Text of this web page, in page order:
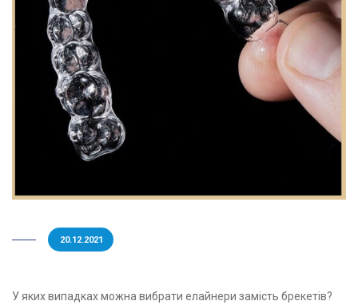
20.12.2021
У яких випадках можна вибрати елайнери замість брекетів?